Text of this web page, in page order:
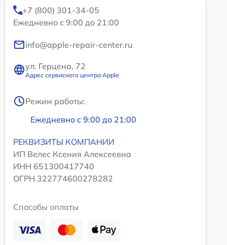
+7 (800) 301-34-05
Ежедневно с 9:00 до 21:00
info@apple-repair-center.ru
ул. Герцена, 72
Адрес сервисного центра Apple
Режим работы:
Ежедневно с 9:00 до 21:00
РЕКВИЗИТЫ КОМПАНИИ
ИП Велес Ксения Алексеевна
ИНН 651300417740
ОГРН 322774600278282
Способы оплаты